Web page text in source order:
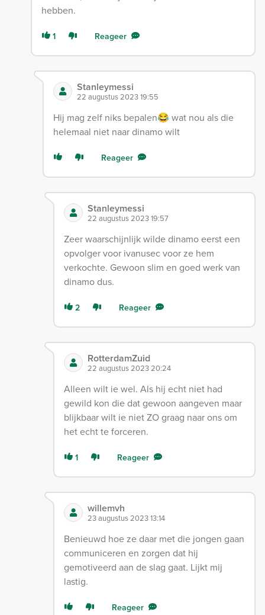
hebben.
1 Reageer
Stanleymessi
22 augustus 2023 19:55
Hij mag zelf niks bepalen😂 wat nou als die
helemaal niet naar dinamo wilt
Reageer
Stanleymessi
22 augustus 2023 19:57
Zeer waarschijnlijk wilde dinamo eerst een
opvolger voor ivanusec voor ze hem
verkochte. Gewoon slim en goed werk van
dinamo dus.
2 Reageer
RotterdamZuid
22 augustus 2023 20:24
Alleen wilt ie wel. Als hij echt niet had
gewild kon die dat gewoon aangeven maar
blijkbaar wilt ie niet ZO graag naar ons om
het echt te forceren.
1 Reageer
willemvh
23 augustus 2023 13:14
Benieuwd hoe ze daar met die jongen gaan
communiceren en zorgen dat hij
gemotiveerd aan de slag gaat. Lijkt mij
lastig.
Reageer